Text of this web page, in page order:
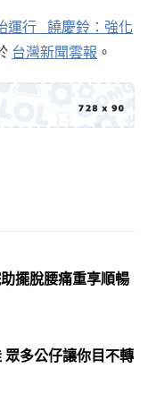
運行 饒慶鈴：強化
台灣新聞雲報 。
擺脫腰痛重享順暢
多公仔讓你目不轉